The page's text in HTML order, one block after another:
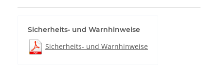
Sicherheits- und Warnhinweise
Sicherheits- und Warnhinweise